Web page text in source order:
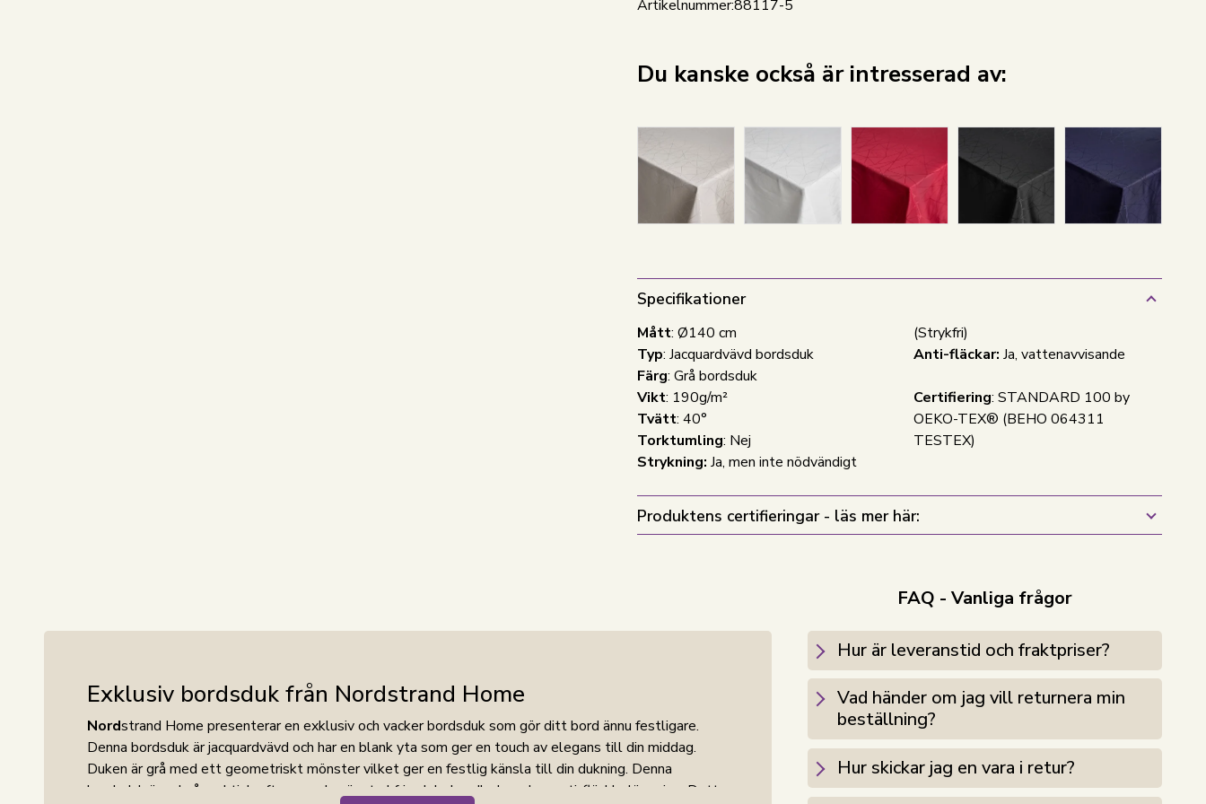
Artikelnummer:88117-5
Du kanske också är intresserad av:
Specifikationer
Mått: Ø140 cm
Typ: Jacquardvävd bordsduk
Färg: Grå bordsduk
Vikt: 190g/m²
Tvätt: 40°
Torktumling: Nej
Strykning:Ja, men inte nödvändigt
(Strykfri)
Anti-fläckar: Ja, vattenavvisande
Certifiering: STANDARD 100 by
OEKO-TEX® (BEHO 064311
TESTEX)
Produktens certifieringar - läs mer här:
Exklusiv bordsduk från Nordstrand Home
Nordstrand Home presenterar en exklusiv och vacker bordsduk som gör ditt bord ännu festligare.
Denna bordsduk är jacquardvävd och har en blank yta som ger en touch av elegans till din middag.
Duken är grå med ett geometriskt mönster vilket ger en festlig känsla till din dukning. Denna
bordsduk är också praktisk eftersom den är strykfri och behandlad med en anti-fläckbeläggning. Detta
FAQ - Vanliga frågor
Hur är leveranstid och fraktpriser?
Vad händer om jag vill returnera min
beställning?
Hur skickar jag en vara i retur?